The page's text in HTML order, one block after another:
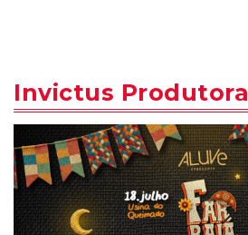
Invictus Produtora